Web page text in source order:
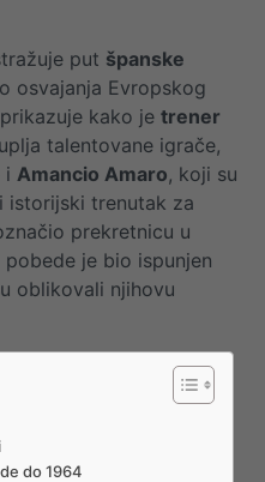
put španske
osvajanja Evropskog
kako je trener
talentovane igrače,
i Amancio Amaro, koji su
istorijski trenutak za
prekretnicu u
je bio ispunjen
oblikovali njihovu
do 1964